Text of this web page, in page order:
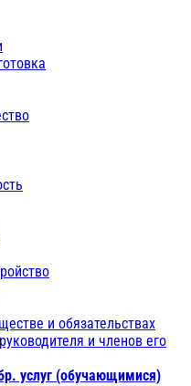
и обязательствах
и членов его
услуг (обучающимися)